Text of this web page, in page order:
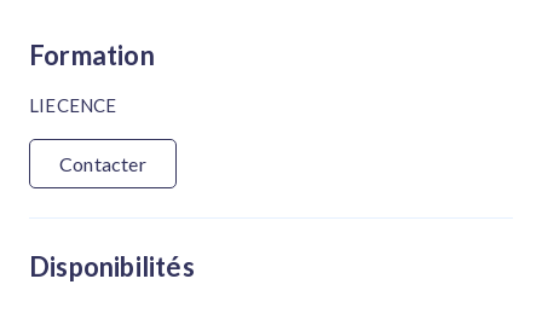
Formation
LIECENCE
Contacter
Disponibilités